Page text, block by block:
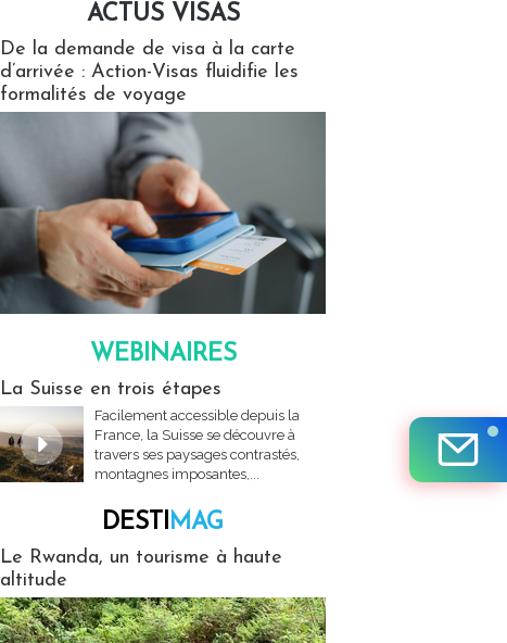
ACTUS VISAS
De la demande de visa à la carte
d’arrivée : Action-Visas fluidifie les
formalités de voyage
WEBINAIRES
La Suisse en trois étapes
Facilement accessible depuis la
France, la Suisse se découvre à
travers ses paysages contrastés,
montagnes imposantes,...
DESTIMAG
Le Rwanda, un tourisme à haute
altitude